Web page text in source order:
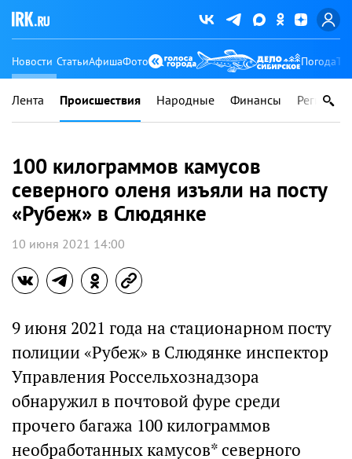
Новости СтатьиАфишаФото Погода
Лента Происшествия Народные Финансы Регионы
100 килограммов камусов
северного оленя изъяли на посту
«Рубеж» в Слюдянке
10 июня 2021 14:00
9 июня 2021 года на стационарном посту
полиции «Рубеж» в Слюдянке инспектор
Управления Россельхознадзора
обнаружил в почтовой фуре среди
прочего багажа 100 килограммов
необработанных камусов* северного